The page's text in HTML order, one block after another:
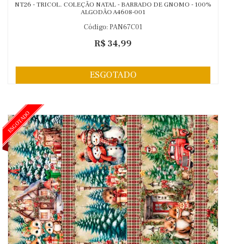
NT26 - TRICOL. COLEÇÃO NATAL - BARRADO DE GNOMO - 100%
ALGODÃO A4608-001
Código: PAN67C01
R$ 34,99
ESGOTADO
ESGOTADO